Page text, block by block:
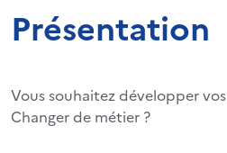
Présentation
Vous souhaitez développer
Changer de métier ?